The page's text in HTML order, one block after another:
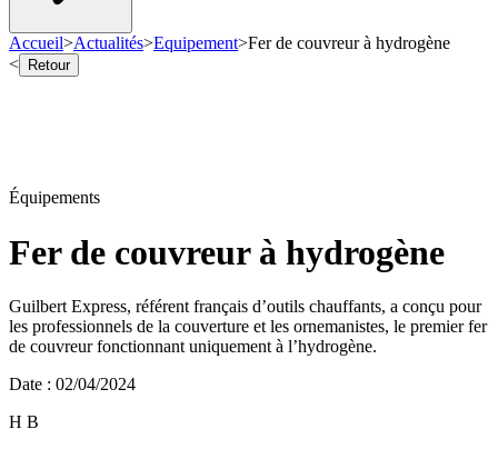
Accueil>Actualités>Equipement>Fer de couvreur à hydrogène
<
Retour
Équipements
Fer de couvreur à hydrogène
Guilbert Express, référent français d’outils chauffants, a conçu pour
les professionnels de la couverture et les ornemanistes, le premier fer
de couvreur fonctionnant uniquement à l’hydrogène.
Date : 02/04/2024
H B